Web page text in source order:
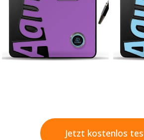
Jetzt kostenlos